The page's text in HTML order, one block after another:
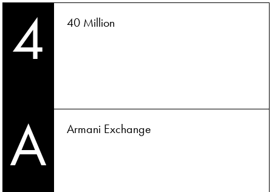
4 40 Million
A Armani Exchange